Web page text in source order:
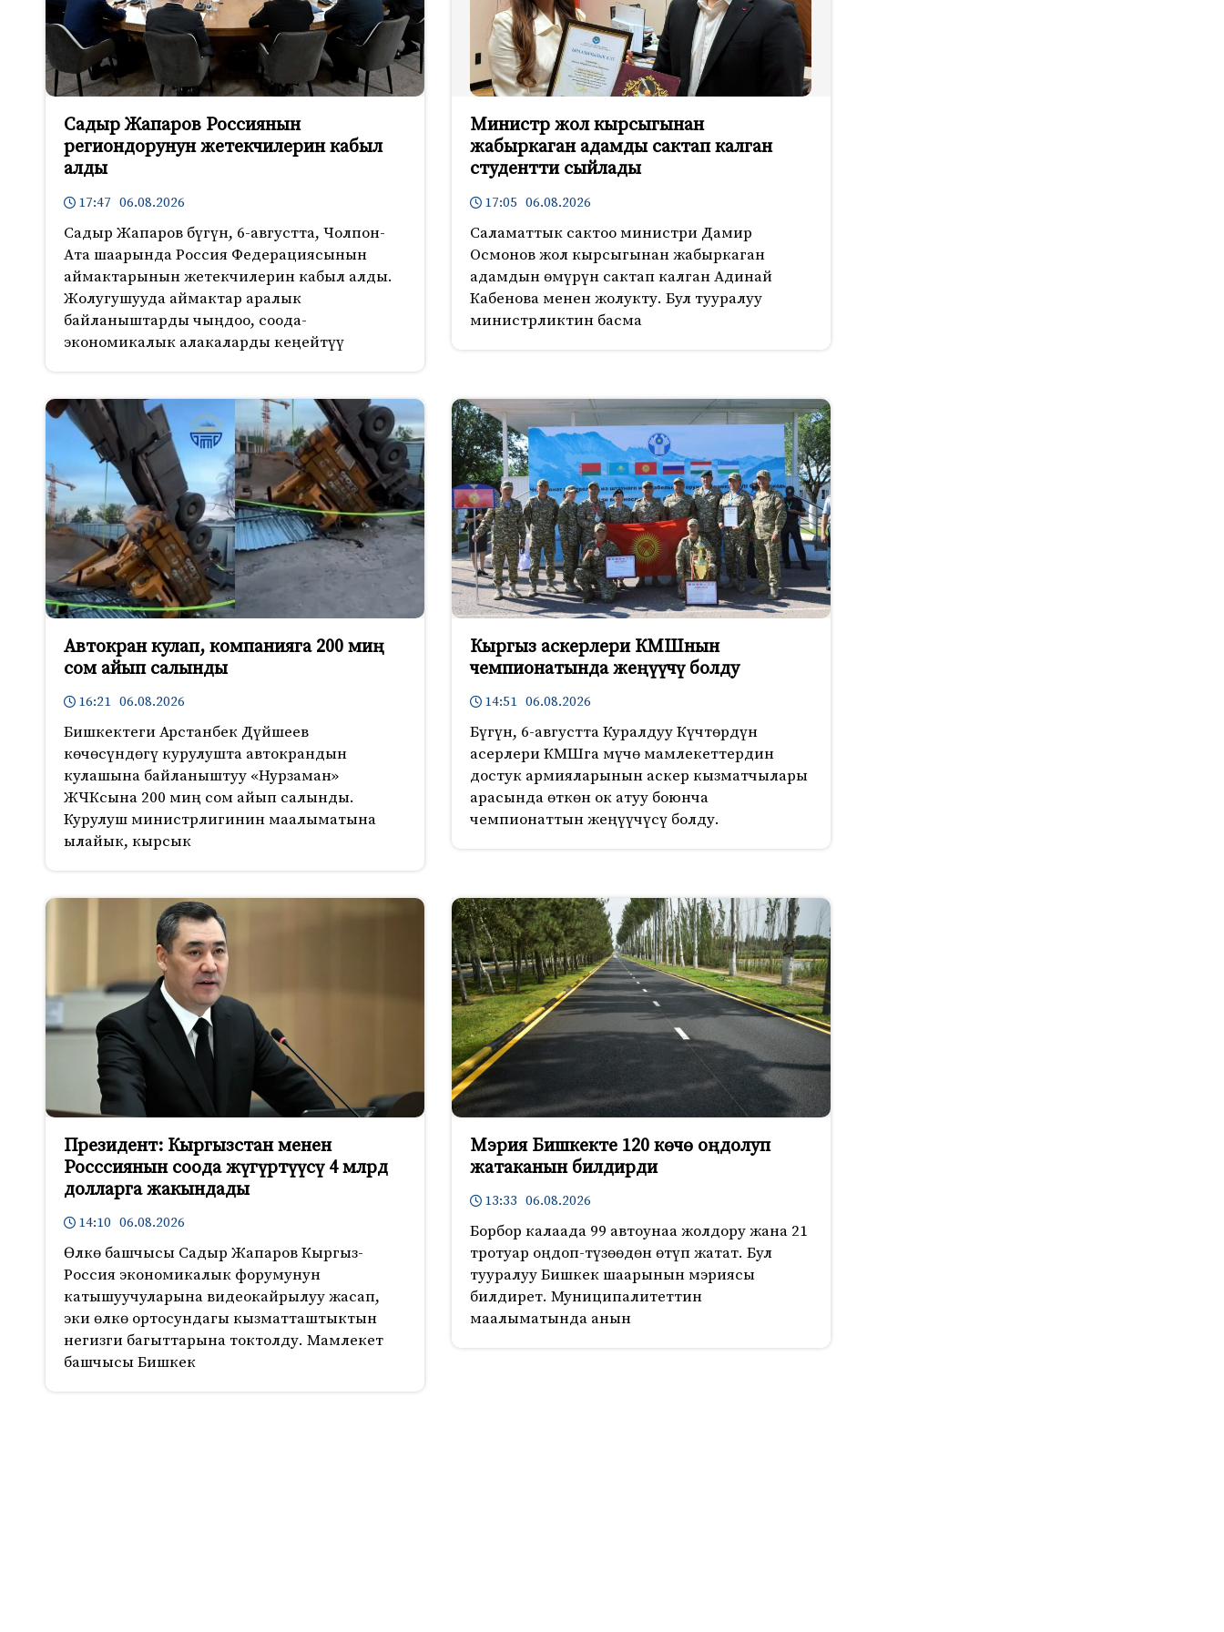
Садыр Жапаров Россиянын
региондорунун жетекчилерин кабыл
алды
17:47 06.08.2026
Садыр Жапаров бүгүн, 6-августта, Чолпон-
Ата шаарында Россия Федерациясынын
аймактарынын жетекчилерин кабыл алды.
Жолугушууда аймактар аралык
байланыштарды чыңдоо, соода-
экономикалык алакаларды кеңейтүү
Министр жол кырсыгынан
жабыркаган адамды сактап калган
студентти сыйлады
17:05 06.08.2026
Саламаттык сактоо министри Дамир
Осмонов жол кырсыгынан жабыркаган
адамдын өмүрүн сактап калган Адинай
Кабенова менен жолукту. Бул тууралуу
министрликтин басма
Автокран кулап, компанияга 200 миң
сом айып салынды
16:21 06.08.2026
Бишкектеги Арстанбек Дүйшеев
көчөсүндөгү курулушта автокрандын
кулашына байланыштуу «Нурзаман»
ЖЧКсына 200 миң сом айып салынды.
Курулуш министрлигинин маалыматына
ылайык, кырсык
Кыргыз аскерлери КМШнын
чемпионатында жеңүүчү болду
14:51 06.08.2026
Бүгүн, 6-августта Куралдуу Күчтөрдүн
асерлери КМШга мүчө мамлекеттердин
достук армияларынын аскер кызматчылары
арасында өткөн ок атуу боюнча
чемпионаттын жеңүүчүсү болду.
Президент: Кыргызстан менен
Росссиянын соода жүгүртүүсү 4 млрд
долларга жакындады
14:10 06.08.2026
Өлкө башчысы Садыр Жапаров Кыргыз-
Россия экономикалык форумунун
катышуучуларына видеокайрылуу жасап,
эки өлкө ортосундагы кызматташтыктын
негизги багыттарына токтолду. Мамлекет
башчысы Бишкек
Мэрия Бишкекте 120 көчө оңдолуп
жатаканын билдирди
13:33 06.08.2026
Борбор калаада 99 автоунаа жолдору жана 21
тротуар оңдоп-түзөөдөн өтүп жатат. Бул
тууралуу Бишкек шаарынын мэриясы
билдирет. Муниципалитеттин
маалыматында анын